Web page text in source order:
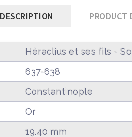
DESCRIPTION PRODUCT
Héraclius et ses fils -
637-638
Constantinople
Or
19.40 mm